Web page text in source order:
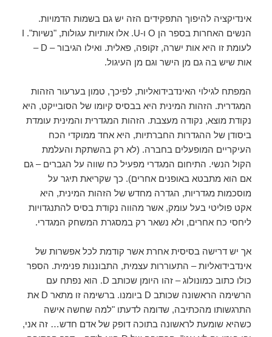
אינדיקציה להיפוך התפקידים הזה יש גם בשמות הדמויות.
לעומת זו היא אות ישרה, זקופה, פאלית. ואילו הגיבור – D –
אות שיש בה גם מן הישר וגם מן העיגול.
המפתח לגילוי האינדבידואליות, לפיכך, טמון בערעור הזהות
המגדרית. הזהות המינית היא בבסיס קיומו של הסובייקט, היא
נקודת מוצא, נקודה מעצבת. הזהות המגדרית והמינית עומדת
ביסודן של ההגדרות החברתיות, היא אחד ממוקדי הכח
העיקריים המופעלים בחברה. (לא רק בהשתקת והעלמת
הקול הנשי. התיחום המגדרי מפעיל כח שווה על הגברים – גם
אם הוא מתבטא באופנים אחרים). כך שקריאת תיגר על
מוסכמות מגדריות, הגדרה מחדש של הזהות המינית, היא
אקט פוליטי בעל עומק, אשר מהווה נקודת בסיס להתנגדויות
ליחסי כח אחרים, ולא נשאר רק במסגרת המשחק המגדרי.
אך יש דרישה בסיסית אחרת אשר קודמת לכל אפשרות של
אינדבידואליות – התעוררות עצמית, התבוננות פנימית. הספר
כולו כתוב כמונולוג – זהו היומן שכותב D. הוא נפתח עם
הרשימה הראשונה שכותב D ביומנו. ברשימה זו מתאר D את
התרגשותו מהכתיבה, שדומה לדעתו "למה שחשה אישה
כשהיא שומעת לראשונה בתוכה דופק של אדם חדש… זה אני,